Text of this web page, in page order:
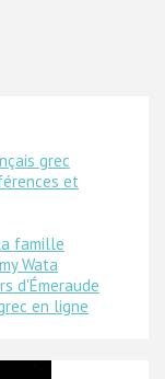
grec
et
famille
Wata
d'Émeraude
en ligne